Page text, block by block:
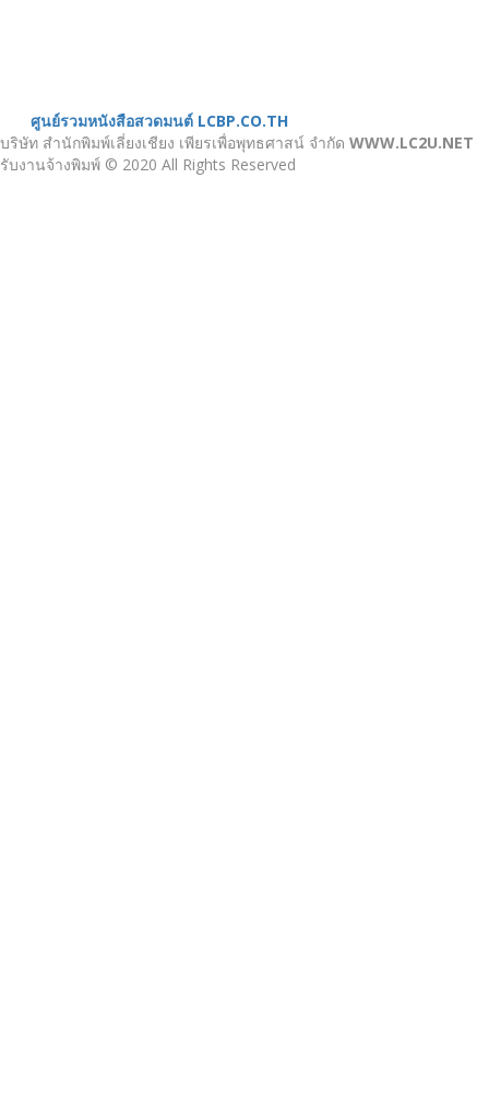
ศูนย์รวมหนังสือสวดมนต์ LCBP.CO.TH
บริษัท สำนักพิมพ์เลี่ยงเชียง เพียรเพื่อพุทธศาสน์ จำกัด WWW.LC2U.NET
รับงานจ้างพิมพ์ © 2020 All Rights Reserved